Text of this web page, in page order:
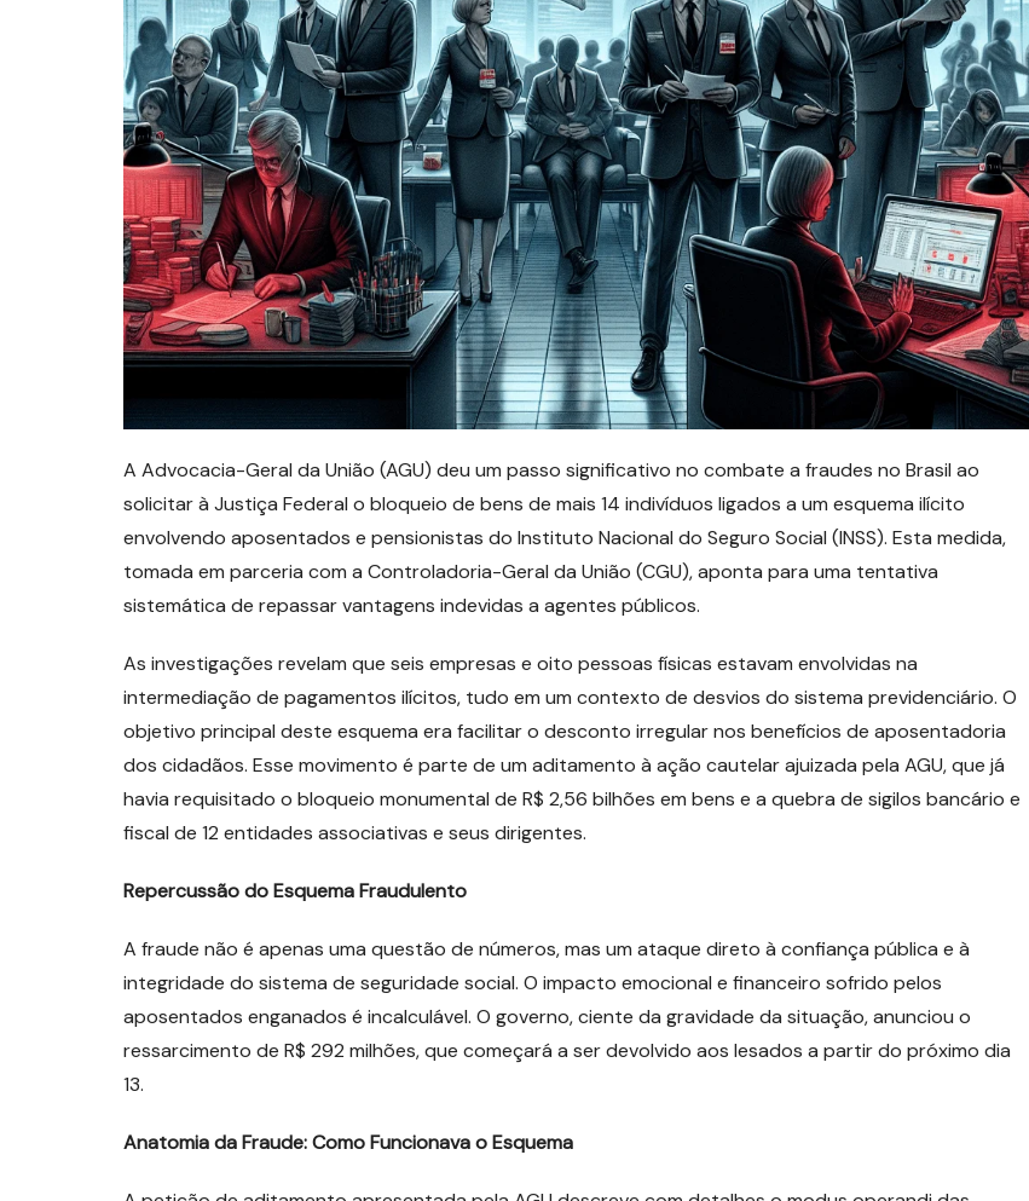
A Advocacia-Geral da União (AGU) deu um passo significativo no combate a fraudes no Brasil ao
solicitar à Justiça Federal o bloqueio de bens de mais 14 indivíduos ligados a um esquema ilícito
envolvendo aposentados e pensionistas do Instituto Nacional do Seguro Social (INSS). Esta medida,
tomada em parceria com a Controladoria-Geral da União (CGU), aponta para uma tentativa
sistemática de repassar vantagens indevidas a agentes públicos.
As investigações revelam que seis empresas e oito pessoas físicas estavam envolvidas na
intermediação de pagamentos ilícitos, tudo em um contexto de desvios do sistema previdenciário. O
objetivo principal deste esquema era facilitar o desconto irregular nos benefícios de aposentadoria
dos cidadãos. Esse movimento é parte de um aditamento à ação cautelar ajuizada pela AGU, que já
havia requisitado o bloqueio monumental de R$ 2,56 bilhões em bens e a quebra de sigilos bancário e
fiscal de 12 entidades associativas e seus dirigentes.
Repercussão do Esquema Fraudulento
A fraude não é apenas uma questão de números, mas um ataque direto à confiança pública e à
integridade do sistema de seguridade social. O impacto emocional e financeiro sofrido pelos
aposentados enganados é incalculável. O governo, ciente da gravidade da situação, anunciou o
ressarcimento de R$ 292 milhões, que começará a ser devolvido aos lesados a partir do próximo dia
13.
Anatomia da Fraude: Como Funcionava o Esquema